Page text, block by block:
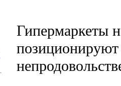
Гипермаркеты
позиционируют